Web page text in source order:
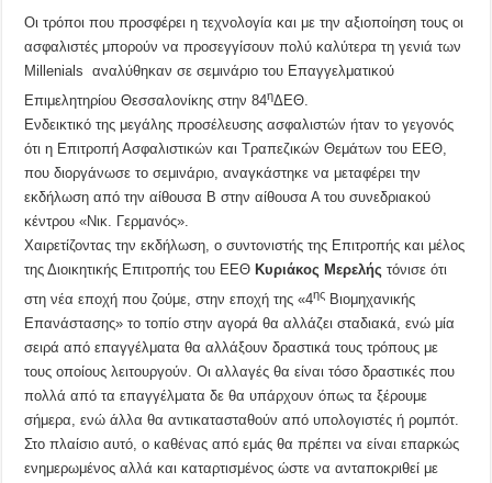
Οι τρόποι που προσφέρει η τεχνολογία και με την αξιοποίηση τους οι
ασφαλιστές μπορούν να προσεγγίσουν πολύ καλύτερα τη γενιά των
Millenials αναλύθηκαν σε σεμινάριο του Επαγγελματικού
Επιμελητηρίου Θεσσαλονίκης στην 84ηΔΕΘ.
Ενδεικτικό της μεγάλης προσέλευσης ασφαλιστών ήταν το γεγονός
ότι η Επιτροπή Ασφαλιστικών και Τραπεζικών Θεμάτων του ΕΕΘ,
που διοργάνωσε το σεμινάριο, αναγκάστηκε να μεταφέρει την
εκδήλωση από την αίθουσα Β στην αίθουσα Α του συνεδριακού
κέντρου «Νικ. Γερμανός».
Χαιρετίζοντας την εκδήλωση, ο συντονιστής της Επιτροπής και μέλος
της Διοικητικής Επιτροπής του ΕΕΘ Κυριάκος Μερελής τόνισε ότι
στη νέα εποχή που ζούμε, στην εποχή της «4ης Βιομηχανικής
Επανάστασης» το τοπίο στην αγορά θα αλλάζει σταδιακά, ενώ μία
σειρά από επαγγέλματα θα αλλάξουν δραστικά τους τρόπους με
τους οποίους λειτουργούν. Οι αλλαγές θα είναι τόσο δραστικές που
πολλά από τα επαγγέλματα δε θα υπάρχουν όπως τα ξέρουμε
σήμερα, ενώ άλλα θα αντικατασταθούν από υπολογιστές ή ρομπότ.
Στο πλαίσιο αυτό, ο καθένας από εμάς θα πρέπει να είναι επαρκώς
ενημερωμένος αλλά και καταρτισμένος ώστε να ανταποκριθεί με